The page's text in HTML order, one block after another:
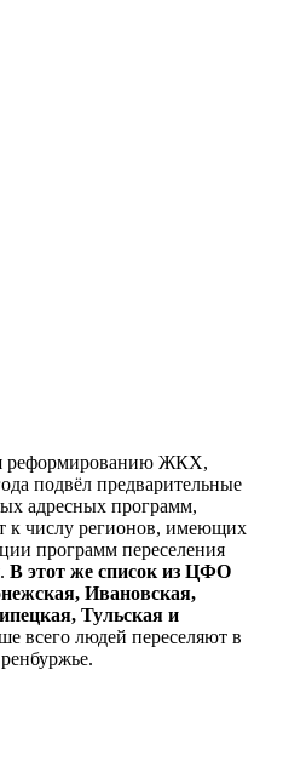
реформированию ЖКХ,
подвёл предварительные
адресных программ,
к числу регионов, имеющих
программ переселения
В этот же список из ЦФО
Ивановская,
Тульская и
всего людей переселяют в